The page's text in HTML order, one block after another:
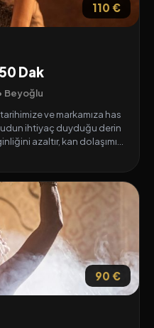
110 €
Dak
Beyoğlu
ve markamıza has
ihtiyaç duyduğu derin
azaltır, kan dolaşımını
atmanıza ve
destek olur.
90 €